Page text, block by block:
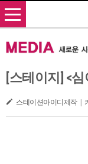
[스테이지] <
스테이션아이디제작 |